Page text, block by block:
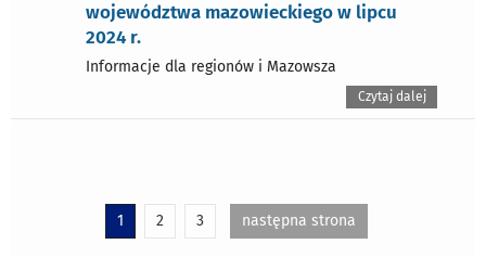
województwa mazowieckiego w lipcu
2024 r.
Informacje dla regionów i Mazowsza
Czytaj dalej
1 2 3 następna strona